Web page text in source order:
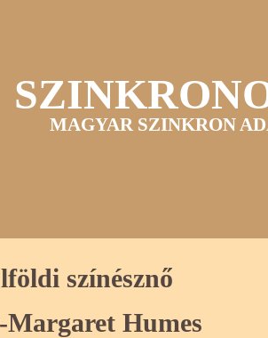
MAGYAR SZINKRON
színésznő
Humes